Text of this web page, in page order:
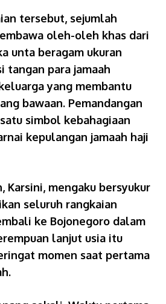
tersebut, sejumlah
oleh-oleh khas dari
unta beragam ukuran
para jamaah
yang membantu
bawaan. Pemandangan
simbol kebahagiaan
kepulangan jamaah haji
Karsini, mengaku bersyukur
seluruh rangkaian
ke Bojonegoro dalam
lanjut usia itu
momen saat pertama